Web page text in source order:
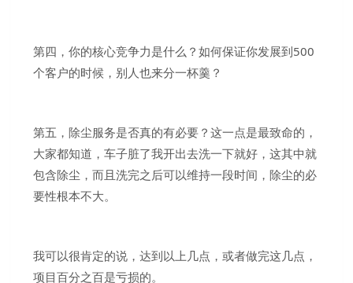
第四，你的核心竞争力是什么？如何保证你发展到500
个客户的时候，别人也来分一杯羹？
第五，除尘服务是否真的有必要？这一点是最致命的，
大家都知道，车子脏了我开出去洗一下就好，这其中就
包含除尘，而且洗完之后可以维持一段时间，除尘的必
要性根本不大。
我可以很肯定的说，达到以上几点，或者做完这几点，
项目百分之百是亏损的。